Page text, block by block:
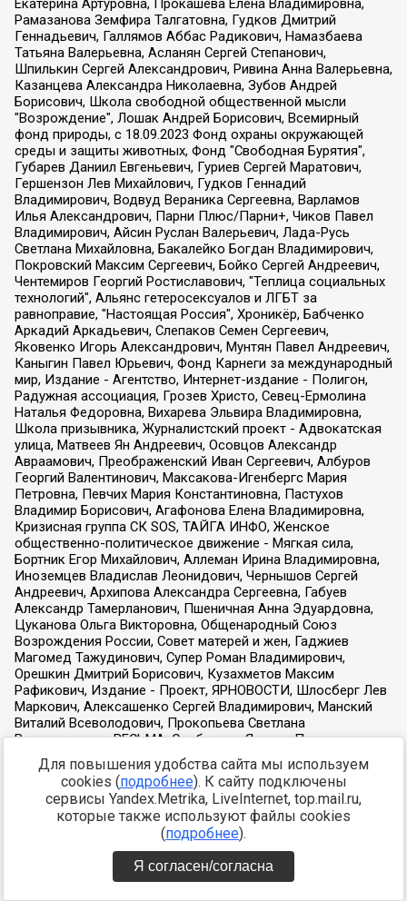
Для повышения удобства сайта мы используем
cookies (подробнее). К сайту подключены
сервисы Yandex.Metrika, LiveInternet, top.mail.ru,
которые также используют файлы cookies
(подробнее).
Я согласен/согласна